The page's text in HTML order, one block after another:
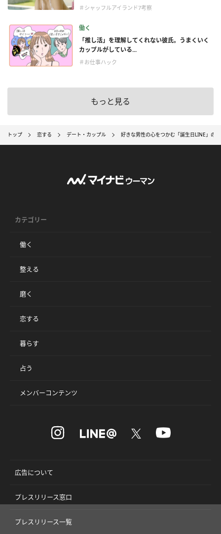
＃シャッフルアイランド7考察
働く
「推し活」を理解してくれない彼氏。うまくいく
カップルがしている...
＃お仕事ハック
もっと見る
トップ 恋する デート・カップル 好きな男性の心をつかむ「誕生日LINE」の
カテゴリー
働く
整える
磨く
恋する
暮らす
占う
メンバーコンテンツ
広告について
プレスリリース窓口
プレスリリース一覧